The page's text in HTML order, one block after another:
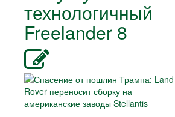
технологичный
Freelander 8